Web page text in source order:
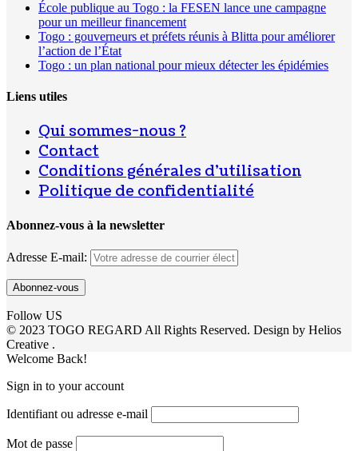
École publique au Togo : la FESEN lance une campagne
pour un meilleur financement
Togo : gouverneurs et préfets réunis à Blitta pour améliorer
l’action de l’État
Togo : un plan national pour mieux détecter les épidémies
Liens utiles
Qui sommes-nous ?
Contact
Conditions générales d’utilisation
Politique de confidentialité
Abonnez-vous à la newsletter
Adresse E-mail:
Follow US
© 2023 TOGO REGARD All Rights Reserved. Design by Helios
Creative .
Welcome Back!
Sign in to your account
Identifiant ou adresse e-mail
Mot de passe